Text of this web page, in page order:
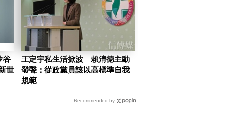
谷
世
王定宇私生活掀波 賴清德主動
發聲：從政黨員該以高標準自我
規範
Recommended by